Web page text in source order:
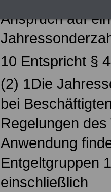
Anspruch auf
10 Entspricht §
(2) 1Die
bei
Regelungen
Anwendung
Entgeltgruppen
einschließlich